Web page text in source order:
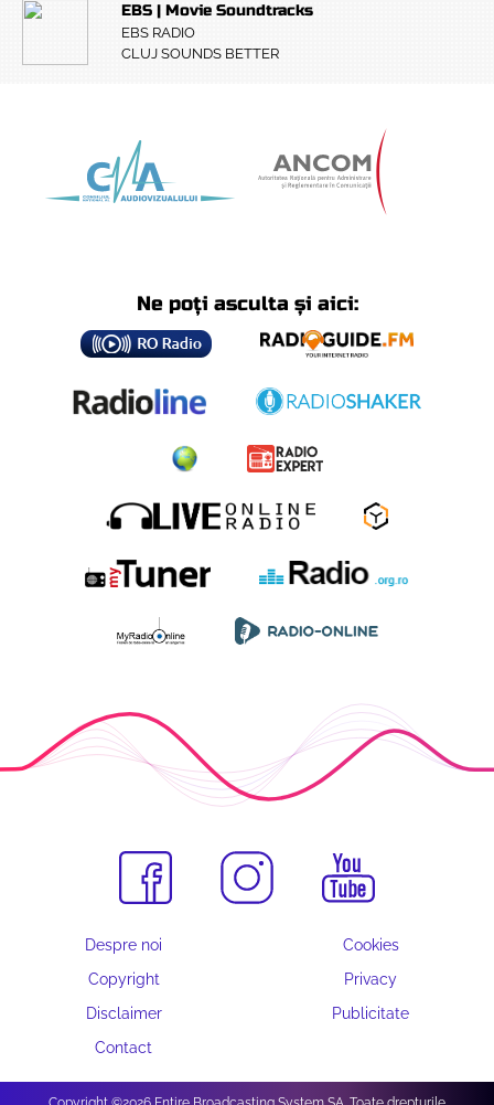
EBS | Movie Soundtracks
EBS RADIO
CLUJ SOUNDS BETTER
Ne poți asculta și aici:
Despre noi
Cookies
Copyright
Privacy
Disclaimer
Publicitate
Contact